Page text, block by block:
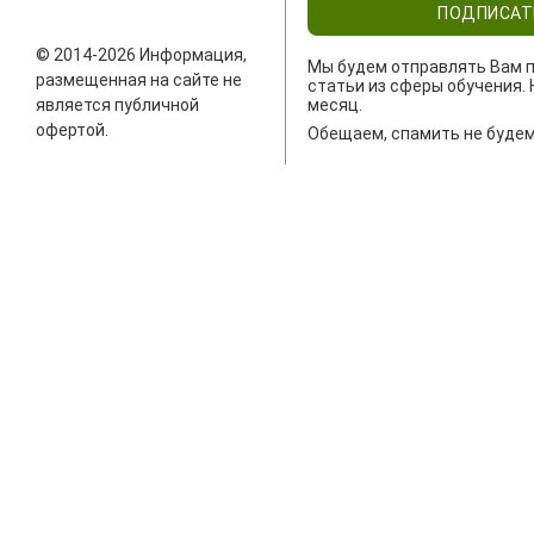
© 2014-2026 Информация,
размещенная на сайте не
является публичной
офертой.
Мы будем отправлять Вам
статьи из сферы обучения.
месяц.
Обещаем, спамить не